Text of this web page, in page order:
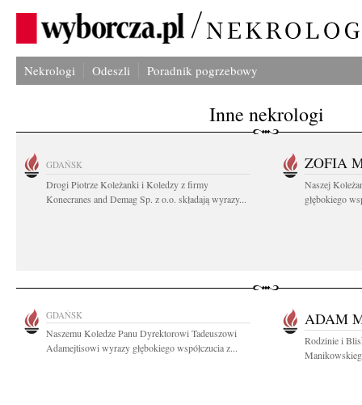
Nekrologi Odeszli Poradnik pogrzebowy
Inne nekrologi
GDAŃSK
Drogi Piotrze Koleżanki i Koledzy z firmy
Konecranes and Demag Sp. z o.o. składają wyrazy...
ZOFIA
Naszej
głębokiego
GDAŃSK
Naszemu Koledze Panu Dyrektorowi Tadeuszowi
Adamejtisowi wyrazy głębokiego współczucia z...
ADAM
Rodzinie i